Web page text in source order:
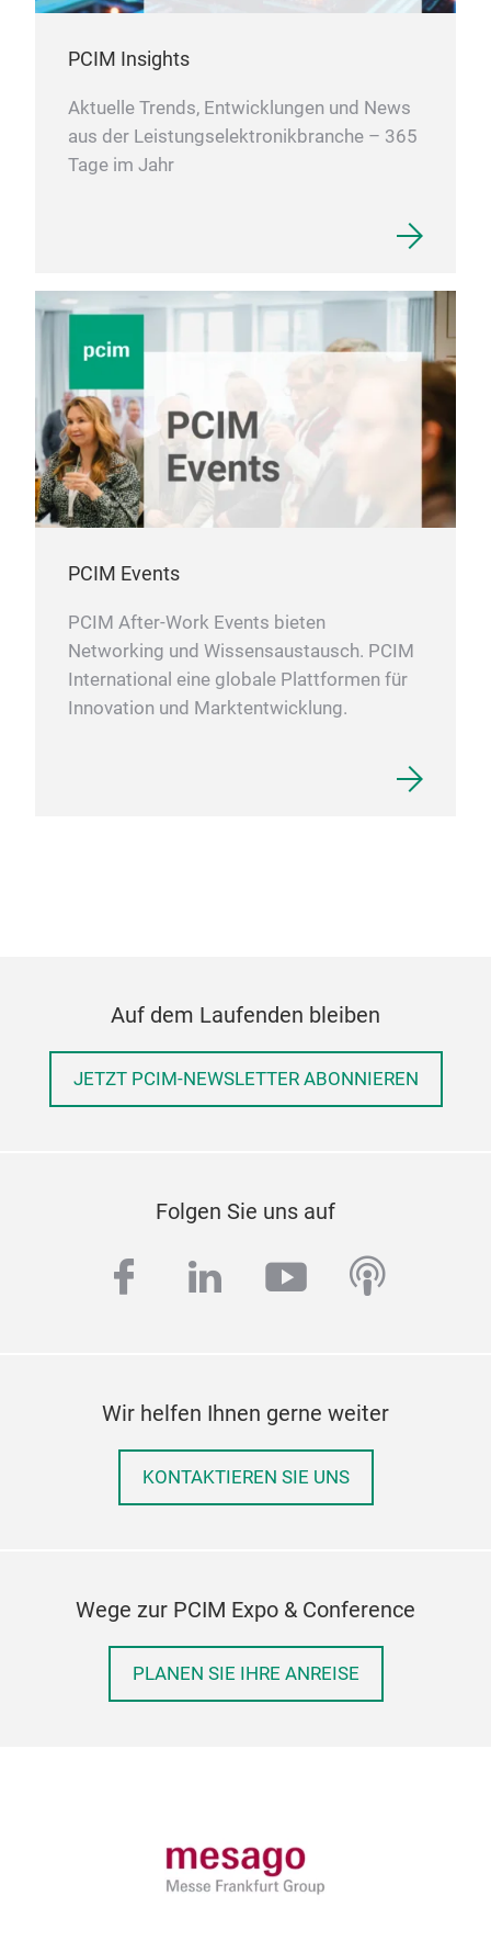
PCIM Insights
Aktuelle Trends, Entwicklungen und News
aus der Leistungselektronikbranche – 365
Tage im Jahr
PCIM Events
PCIM After-Work Events bieten
Networking und Wissensaustausch. PCIM
International eine globale Plattformen für
Innovation und Marktentwicklung.
Auf dem Laufenden bleiben
JETZT PCIM-NEWSLETTER ABONNIEREN
Folgen Sie uns auf
facebook
linkedinyoutube
Wir helfen Ihnen gerne weiter
KONTAKTIEREN SIE UNS
Wege zur PCIM Expo & Conference
PLANEN SIE IHRE ANREISE